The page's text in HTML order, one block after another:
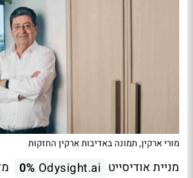
מורי ארקין, תמונה באדיבות ארקין החזקות
מניית אודיסייט Odysight.ai
0%